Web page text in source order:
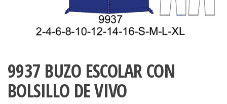
accumark ,
pdf , Moldes
Gerber ,
ropa,
Graduaciones,
Ploteo y
Digitalización
pdf, Moldes
Accumark
9937 BUZO ESCOLAR CON
BOLSILLO DE VIVO